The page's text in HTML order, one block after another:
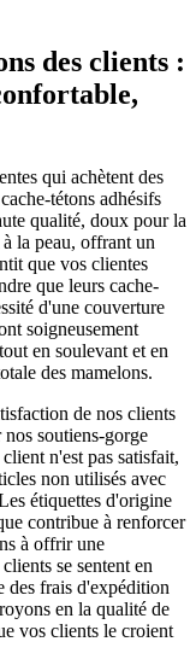
des clients :
qui achètent des
tétons adhésifs
qualité, doux pour la
la peau, offrant un
que vos clientes
que leurs cache-
d'une couverture
soigneusement
en soulevant et en
des mamelons.
de nos clients
soutiens-gorge
n'est pas satisfait,
non utilisés avec
étiquettes d'origine
contribue à renforcer
à offrir une
se sentent en
des frais d'expédition
en la qualité de
vos clients le croient